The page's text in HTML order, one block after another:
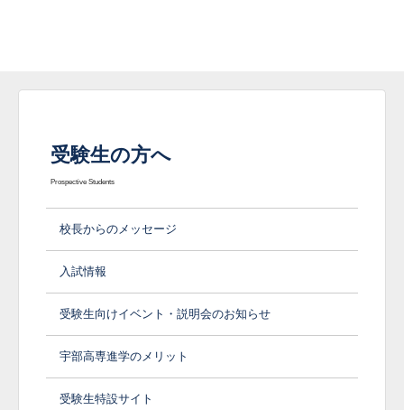
受験生の方へ
Prospective Students
校長からのメッセージ
入試情報
受験生向けイベント・説明会のお知らせ
宇部高専進学のメリット
受験生特設サイト